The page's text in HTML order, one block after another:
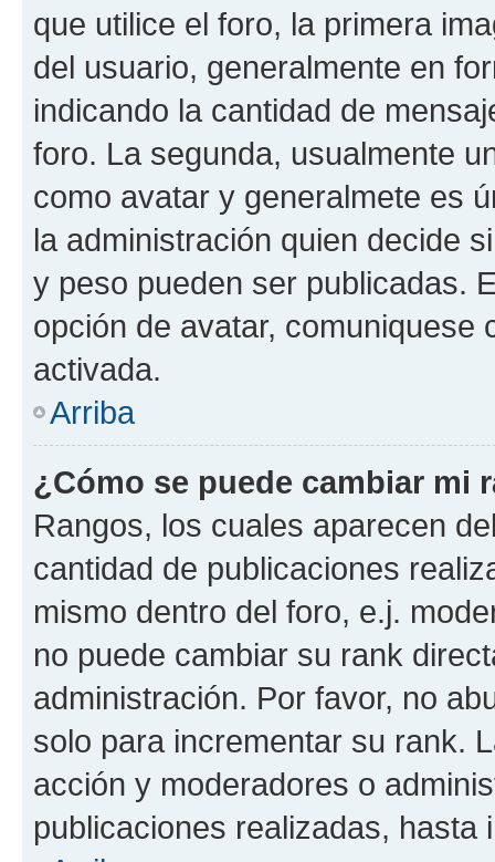
que utilice el foro, la primera
del usuario, generalmente en
indicando la cantidad de
foro. La segunda, usualmente
como avatar y generalmete es
la administración quien decide
y peso pueden ser publicadas.
opción de avatar, comuniquese
activada.
Arriba
¿Cómo se puede cambiar mi
Rangos, los cuales aparecen
cantidad de publicaciones
mismo dentro del foro, e.j.
no puede cambiar su rank
administración. Por favor, no
solo para incrementar su rank.
acción y moderadores o
publicaciones realizadas, hasta